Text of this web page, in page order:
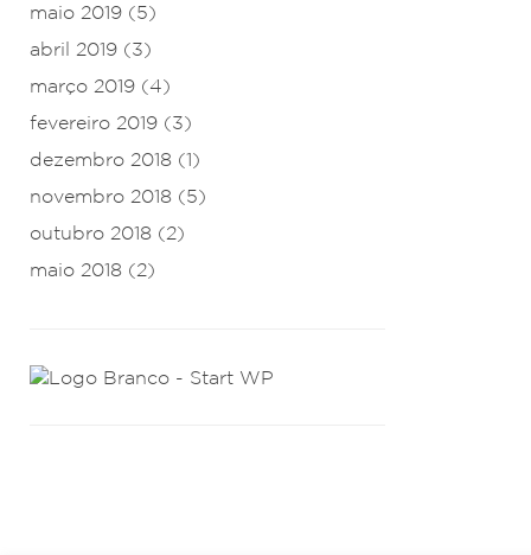
maio 2019 (5)
abril 2019 (3)
março 2019 (4)
fevereiro 2019 (3)
dezembro 2018 (1)
novembro 2018 (5)
outubro 2018 (2)
maio 2018 (2)